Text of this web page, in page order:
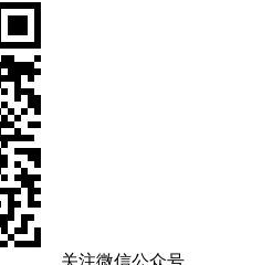
关注微信公众号